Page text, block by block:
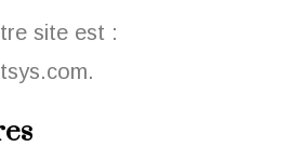
site est :